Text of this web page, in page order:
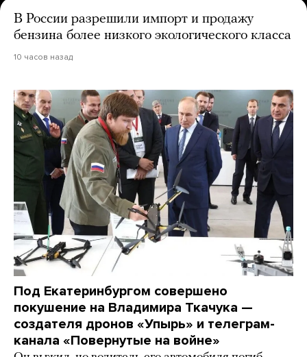
В России разрешили импорт и продажу
бензина более низкого экологического класса
10 часов назад
Под Екатеринбургом совершено
покушение на Владимира Ткачука —
создателя дронов «Упырь» и телеграм-
канала «Повернутые на войне»